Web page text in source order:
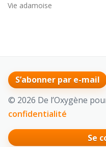
Vie adamoise
S’abonner par e-mail
© 2026 De l’Oxygène
confidentialité
Se